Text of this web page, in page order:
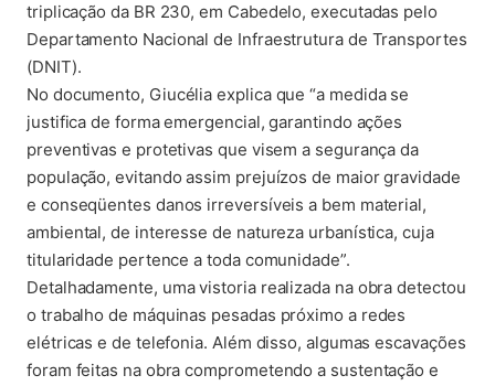
triplicação da BR 230, em Cabedelo, executadas pelo
Departamento Nacional de Infraestrutura de Transportes
(DNIT).
No documento, Giucélia explica que “a medida se
justifica de forma emergencial, garantindo ações
preventivas e protetivas que visem a segurança da
população, evitando assim prejuízos de maior gravidade
e conseqüentes danos irreversíveis a bem material,
ambiental, de interesse de natureza urbanística, cuja
titularidade pertence a toda comunidade”.
Detalhadamente, uma vistoria realizada na obra detectou
o trabalho de máquinas pesadas próximo a redes
elétricas e de telefonia. Além disso, algumas escavações
foram feitas na obra comprometendo a sustentação e